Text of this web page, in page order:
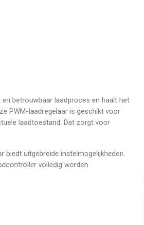
betrouwbaar laadproces en haalt het
PWM-laadregelaar is geschikt voor
laadtoestand. Dat zorgt voor
biedt uitgebreide instelmogelijkheden.
volledig worden